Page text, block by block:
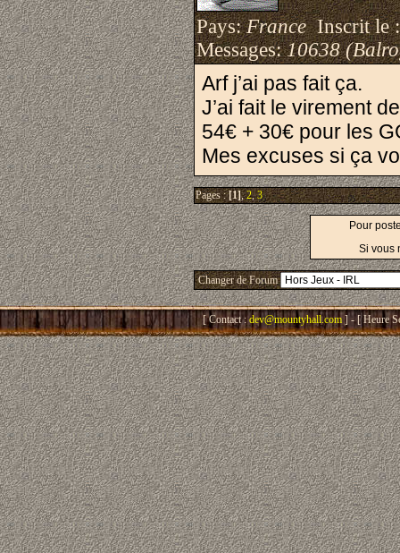
Pays:FranceInscrit le
Messages:10638
Arf j’ai pas fait ça.
J’ai fait le virement
54€ + 30€ pour les
Mes excuses si ça
Pages :[1],2,3
Pour
Si vous
Changer de Forum
[ Contact : dev@mountyhall.com ] - [ Heure